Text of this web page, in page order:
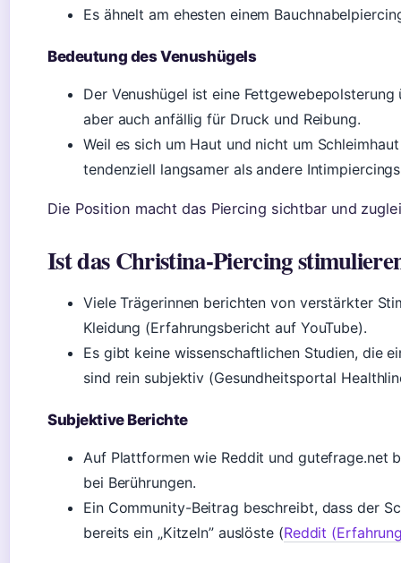
Es ähnelt am ehesten einem
Bedeutung des Venushügels
Der Venushügel ist eine
aber auch anfällig für Druck und Reibung.
Weil es sich um Haut und nicht um
tendenziell langsamer als andere
Die Position macht das Piercing sichtbar und
Ist das Christina-Piercing
Viele Trägerinnen berichten von verstärkter
Kleidung (Erfahrungsbericht auf YouTube).
Es gibt keine wissenschaftlichen Studien, die
sind rein subjektiv (Gesundheitsportal
Subjektive Berichte
Auf Plattformen wie Reddit und gutefrage.net
bei Berührungen.
Ein Community-Beitrag beschreibt, dass der
bereits ein „Kitzeln” auslöste (Reddit